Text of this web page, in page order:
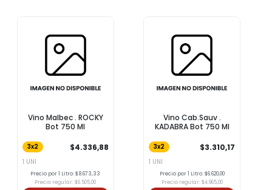
Vino Malbec . ROCKY
Bot 750 Ml
3x2 $4.336,88
1 UNI
Precio por 1 Litro: $8.673,33
Precio regular: $6.505,00
Vino Cab.Sauv .
KADABRA Bot 750 Ml
3x2 $3.310,17
1 UNI
Precio por 1 Litro: $6.620,00
Precio regular: $4.965,00